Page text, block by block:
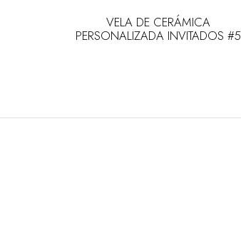
VELA DE CERÁMICA
PERSONALIZADA INVITADOS #5